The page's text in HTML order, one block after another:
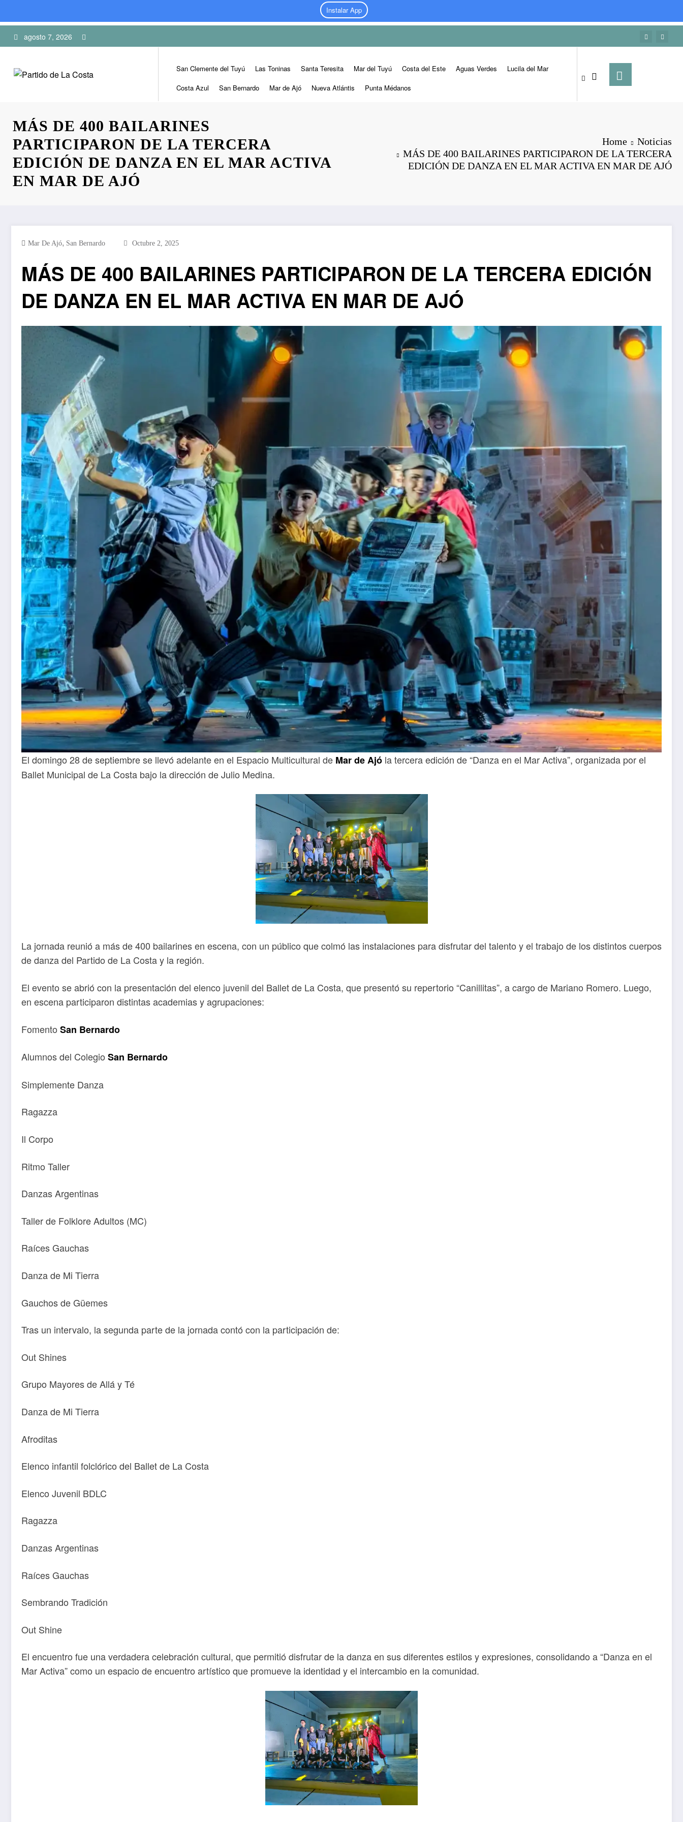
Instalar App
to
agosto 7, 2026
San Clemente del Tuyú Las Toninas Santa Teresita Mar del Tuyú Costa del Este Aguas Verdes
Lucila del Mar
Costa Azul
San Bernardo Mar de Ajó Nueva Atlántis Punta Médanos
MÁS DE 400 BAILARINES
PARTICIPARON DE LA TERCERA
EDICIÓN DE DANZA EN EL MAR ACTIVA
EN MAR DE AJÓ
Home
Noticias
MÁS DE 400 BAILARINES PARTICIPARON DE LA TERCERA
EDICIÓN DE DANZA EN EL MAR ACTIVA EN MAR DE AJÓ
Mar De Ajó, San Bernardo Octubre 2, 2025
MÁS DE 400 BAILARINES PARTICIPARON DE LA TERCERA EDICIÓN
DE DANZA EN EL MAR ACTIVA EN MAR DE AJÓ
El domingo 28 de septiembre se llevó adelante en el Espacio Multicultural de Mar de Ajó la tercera edición de “Danza en el Mar Activa”, organizada por el
Ballet Municipal de La Costa bajo la dirección de Julio Medina.
La jornada reunió a más de 400 bailarines en escena, con un público que colmó las instalaciones para disfrutar del talento y el trabajo de los distintos cuerpos
de danza del Partido de La Costa y la región.
El evento se abrió con la presentación del elenco juvenil del Ballet de La Costa, que presentó su repertorio “Canillitas”, a cargo de Mariano Romero. Luego,
en escena participaron distintas academias y agrupaciones:
Fomento San Bernardo
Alumnos del Colegio San Bernardo
Simplemente Danza
Ragazza
Il Corpo
Ritmo Taller
Danzas Argentinas
Taller de Folklore Adultos (MC)
Raíces Gauchas
Danza de Mi Tierra
Gauchos de Güemes
Tras un intervalo, la segunda parte de la jornada contó con la participación de:
Out Shines
Grupo Mayores de Allá y Té
Danza de Mi Tierra
Afroditas
Elenco infantil folclórico del Ballet de La Costa
Elenco Juvenil BDLC
Ragazza
Danzas Argentinas
Raíces Gauchas
Sembrando Tradición
Out Shine
El encuentro fue una verdadera celebración cultural, que permitió disfrutar de la danza en sus diferentes estilos y expresiones, consolidando a “Danza en el
Mar Activa” como un espacio de encuentro artístico que promueve la identidad y el intercambio en la comunidad.